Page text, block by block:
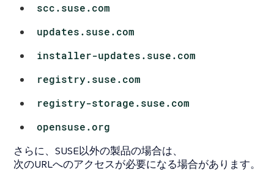
scc.suse.com
updates.suse.com
installer-updates.suse.com
registry.suse.com
registry-storage.suse.com
opensuse.org
さらに、SUSE以外の製品の場合は、
次のURLへのアクセスが必要になる場合があります。